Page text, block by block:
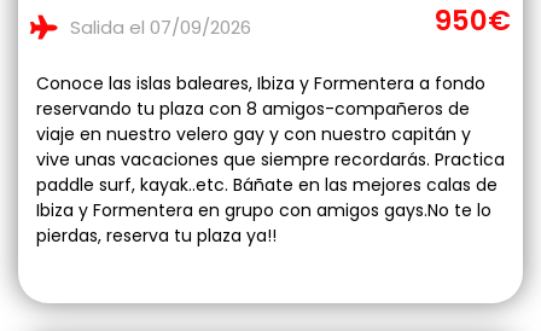
Salida el 07/09/2026
950€
Conoce las islas baleares, Ibiza y Formentera a fondo
reservando tu plaza con 8 amigos-compañeros de
viaje en nuestro velero gay y con nuestro capitán y
vive unas vacaciones que siempre recordarás. Practica
paddle surf, kayak..etc. Báñate en las mejores calas de
Ibiza y Formentera en grupo con amigos gays.No te lo
pierdas, reserva tu plaza ya!!